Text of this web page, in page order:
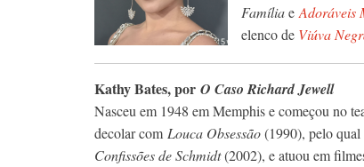
Famíliae Adoráveis
elenco de Viúva
Kathy Bates, por O Caso Richard Jewell
Nasceu em 1948 em Memphis e começou no
decolar com Louca Obsessão(1990), pelo
Confissões de Schmidt(2002), e atuou em